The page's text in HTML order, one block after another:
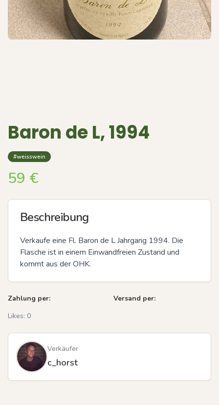
Baron de L, 1994
#weisswein
59 €
Beschreibung
Verkaufe eine Fl. Baron de L Jahrgang 1994. Die
Flasche ist in einem Einwandfreien Zustand und
kommt aus der OHK.
Zahlung per:
Versand per:
Likes: 0
Verkäufer
c_horst